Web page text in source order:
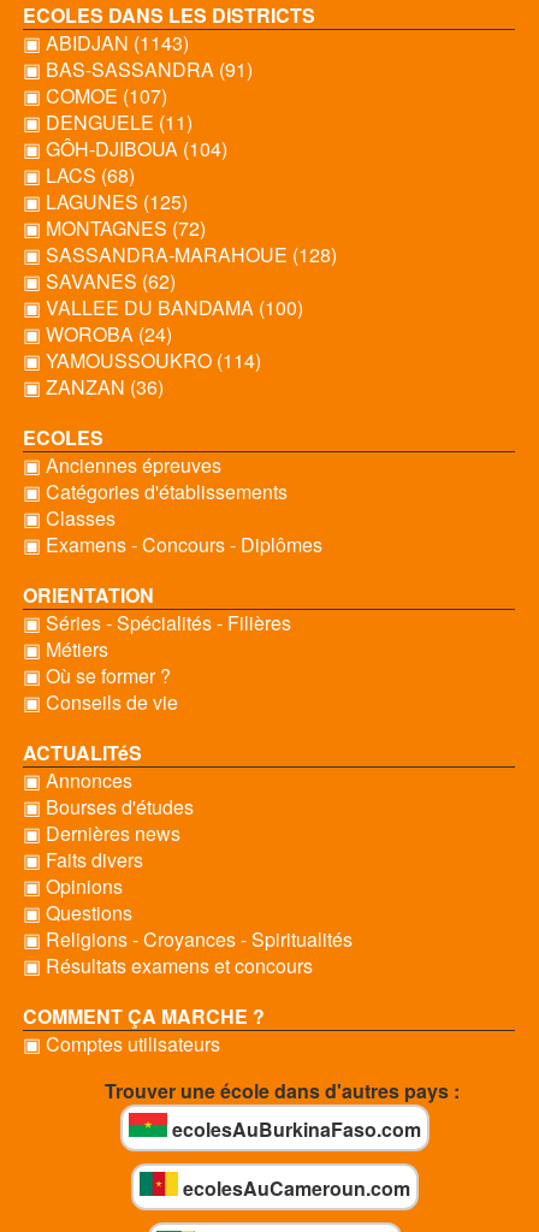
ECOLES DANS LES DISTRICTS
▣ ABIDJAN (1143)
▣ BAS-SASSANDRA (91)
▣ COMOE (107)
▣ DENGUELE (11)
▣ GÔH-DJIBOUA (104)
▣ LACS (68)
▣ LAGUNES (125)
▣ MONTAGNES (72)
▣ SASSANDRA-MARAHOUE (128)
▣ SAVANES (62)
▣ VALLEE DU BANDAMA (100)
▣ WOROBA (24)
▣ YAMOUSSOUKRO (114)
▣ ZANZAN (36)
ECOLES
▣ Anciennes épreuves
▣ Catégories d'établissements
▣ Classes
▣ Examens - Concours - Diplômes
ORIENTATION
▣ Séries - Spécialités - Filières
▣ Métiers
▣ Où se former ?
▣ Conseils de vie
ACTUALITéS
▣ Annonces
▣ Bourses d'études
▣ Dernières news
▣ Faits divers
▣ Opinions
▣ Questions
▣ Religions - Croyances - Spiritualités
▣ Résultats examens et concours
COMMENT ÇA MARCHE ?
▣ Comptes utilisateurs
Trouver une école dans d'autres pays :
ecolesAuBurkinaFaso.com
ecolesAuCameroun.com